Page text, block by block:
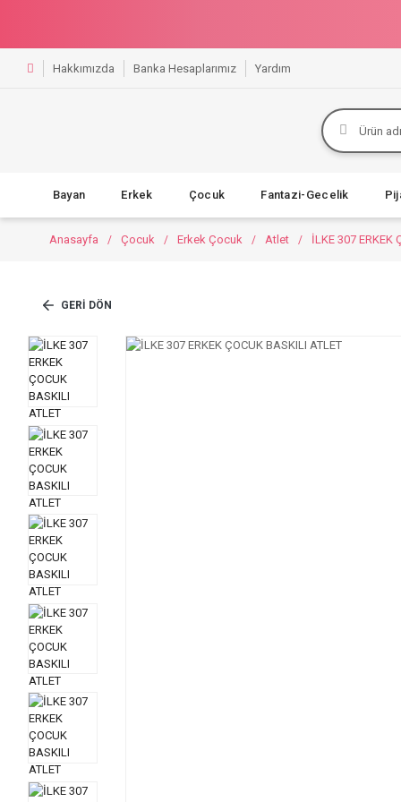
Hakkımızda Banka Hesaplarımız Yardım
Bayan Erkek Çocuk Fantazi-Gecelik
Anasayfa Çocuk Erkek Çocuk Atlet İLKE 307 ERKEK
GERI DÖN